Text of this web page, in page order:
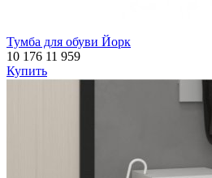
Тумба для обуви Йорк
10 176 11 959
Купить